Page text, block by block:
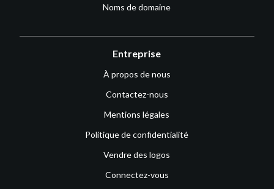
Noms de domaine
Entreprise
À propos de nous
Contactez-nous
Mentions légales
Politique de confidentialité
Vendre des logos
Connectez-vous